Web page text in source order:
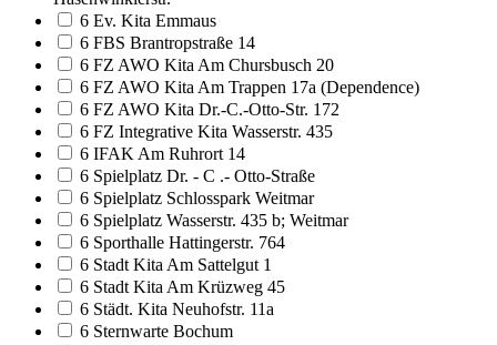
6 Ev. Kita Emmaus
6 FBS Brantropstraße 14
6 FZ AWO Kita Am Chursbusch 20
6 FZ AWO Kita Am Trappen 17a (Dependence)
6 FZ AWO Kita Dr.-C.-Otto-Str. 172
6 FZ Integrative Kita Wasserstr. 435
6 IFAK Am Ruhrort 14
6 Spielplatz Dr. - C .- Otto-Straße
6 Spielplatz Schlosspark Weitmar
6 Spielplatz Wasserstr. 435 b; Weitmar
6 Sporthalle Hattingerstr. 764
6 Stadt Kita Am Sattelgut 1
6 Stadt Kita Am Krüzweg 45
6 Städt. Kita Neuhofstr. 11a
6 Sternwarte Bochum